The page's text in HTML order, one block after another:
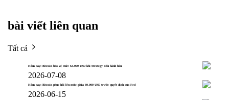
bài viết liên quan
Tất cả
Hôm nay: Bitcoin bảo vệ mức 63.000 USD khi Strategy tiến hành bán
2026-07-08
Hôm nay: Bitcoin phục hồi lên mức giữa 60.000 USD trước quyết định của Fed
2026-06-15